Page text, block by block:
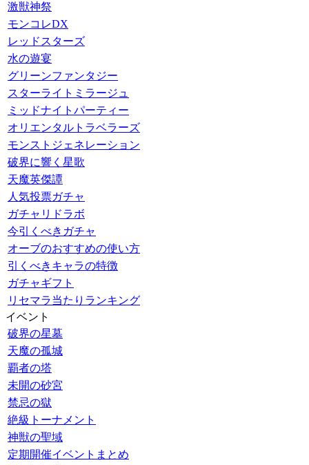
激獣神祭
モンコレDX
レッドスターズ
水の遊宴
グリーンファンタジー
スターライトミラージュ
ミッドナイトパーティー
オリエンタルトラベラーズ
モンストジェネレーション
破界に響く星歌
天魔英傑譚
人気投票ガチャ
ガチャリドラボ
今引くべきガチャ
オーブのおすすめの使い方
引くべきキャラの特徴
ガチャギフト
リセマラ当たりランキング
イベント
破界の星墓
天魔の孤城
覇者の塔
未開の砂宮
禁忌の獄
絶級トーナメント
神獣の聖域
定期開催イベントまとめ